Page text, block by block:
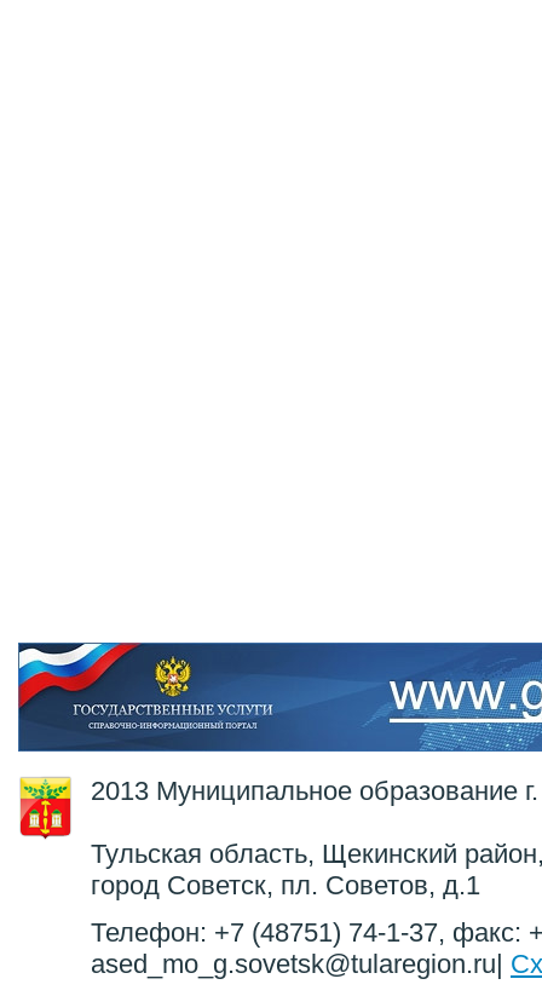
2013 Муниципальное образование
Тульская область, Щекинский
город Советск, пл. Советов, д.1
Телефон: +7 (48751) 74-1-37, факс:
ased_mo_g.sovetsk@tularegion.ru|